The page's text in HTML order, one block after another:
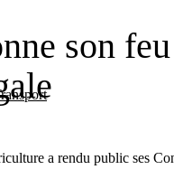
son
a rendu public ses